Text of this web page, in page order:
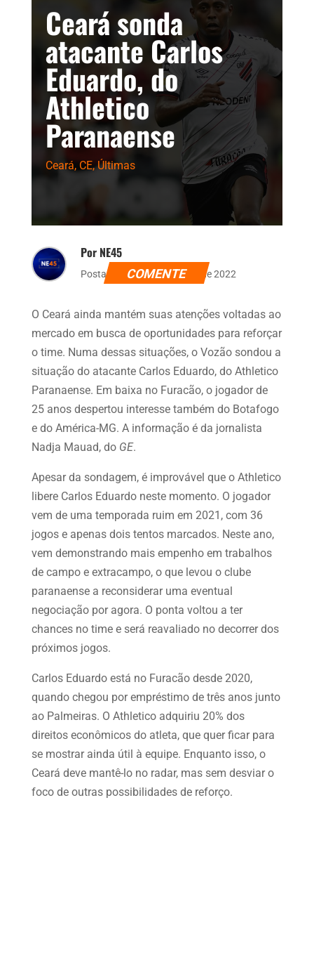
Ceará sonda
atacante Carlos
Eduardo, do
Athletico
Paranaense
Ceará, CE,Últimas
Por NE45
Postado dia 18 de fevereiro de 2022
COMENTE
O Ceará ainda mantém suas atenções voltadas ao
mercado em busca de oportunidades para reforçar
o time. Numa dessas situações, o Vozão sondou a
situação do atacante Carlos Eduardo, do Athletico
Paranaense. Em baixa no Furacão, o jogador de
25 anos despertou interesse também do Botafogo
e do América-MG. A informação é da jornalista
Nadja Mauad, do GE.
Apesar da sondagem, é improvável que o Athletico
libere Carlos Eduardo neste momento. O jogador
vem de uma temporada ruim em 2021, com 36
jogos e apenas dois tentos marcados. Neste ano,
vem demonstrando mais empenho em trabalhos
de campo e extracampo, o que levou o clube
paranaense a reconsiderar uma eventual
negociação por agora. O ponta voltou a ter
chances no time e será reavaliado no decorrer dos
próximos jogos.
Carlos Eduardo está no Furacão desde 2020,
quando chegou por empréstimo de três anos junto
ao Palmeiras. O Athletico adquiriu 20% dos
direitos econômicos do atleta, que quer ficar para
se mostrar ainda útil à equipe. Enquanto isso, o
Ceará deve mantê-lo no radar, mas sem desviar o
foco de outras possibilidades de reforço.